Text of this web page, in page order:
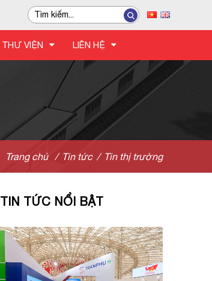
THƯ VIỆN LIÊN HỆ
Trang chủ / Tin tức / Tin thị trường
TIN TỨC NỔI BẬT